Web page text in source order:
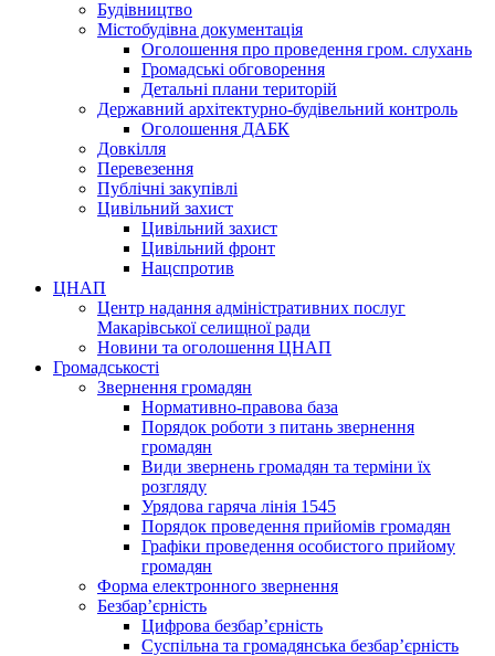
Будівництво
Містобудівна документація
Оголошення про проведення гром. слухань
Громадські обговорення
Детальні плани територій
Державний архітектурно-будівельний контроль
Оголошення ДАБК
Довкілля
Перевезення
Публічні закупівлі
Цивільний захист
Цивільний захист
Цивільний фронт
Нацспротив
ЦНАП
Центр надання адміністративних послуг
Макарівської селищної ради
Новини та оголошення ЦНАП
Громадськості
Звернення громадян
Нормативно-правова база
Порядок роботи з питань звернення
громадян
Види звернень громадян та терміни їх
розгляду
Урядова гаряча лінія 1545
Порядок проведення прийомів громадян
Графіки проведення особистого прийому
громадян
Форма електронного звернення
Безбар’єрність
Цифрова безбар’єрність
Суспільна та громадянська безбар’єрність